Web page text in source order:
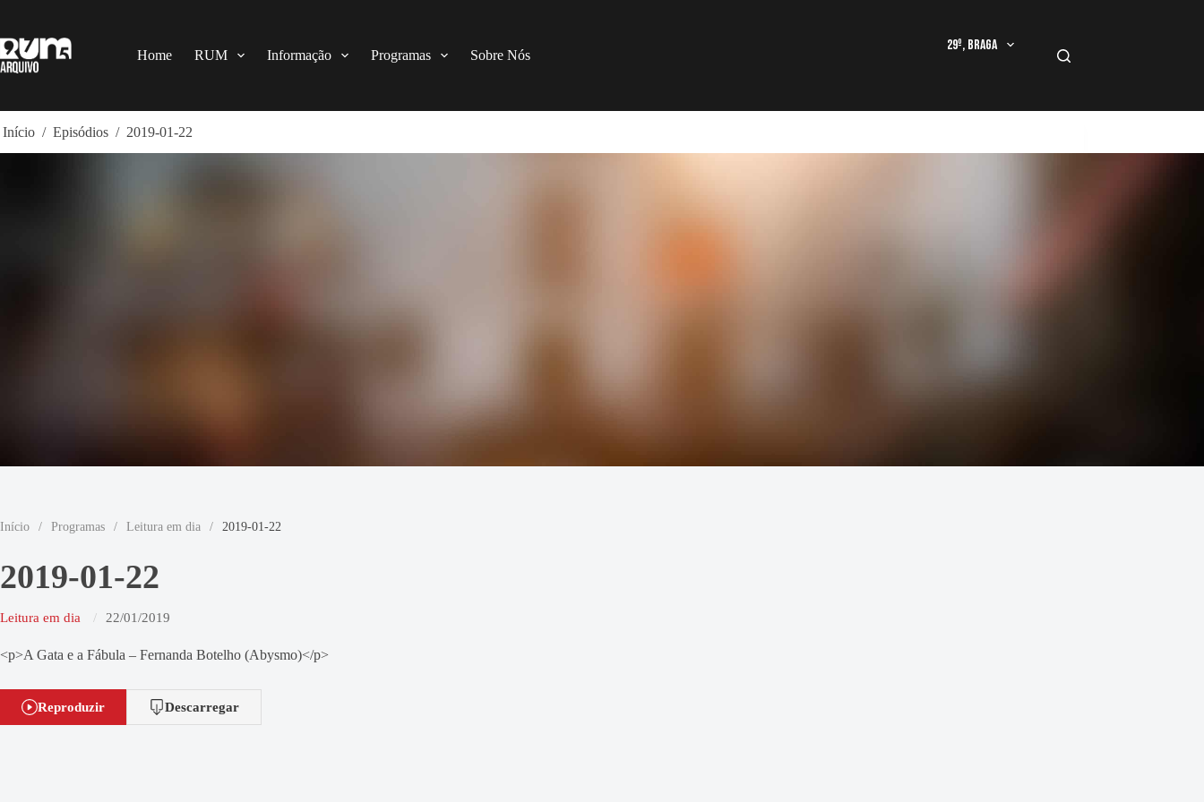
o
conteúdo
Home RUM Informação Programas Sobre Nós
29º, Braga
Início / Episódios / 2019-01-22
Início / Programas / Leitura em dia / 2019-01-22
2019-01-22
Leitura em dia 22/01/2019
<p>A Gata e a Fábula – Fernanda Botelho (Abysmo)</p>
Reproduzir Descarregar